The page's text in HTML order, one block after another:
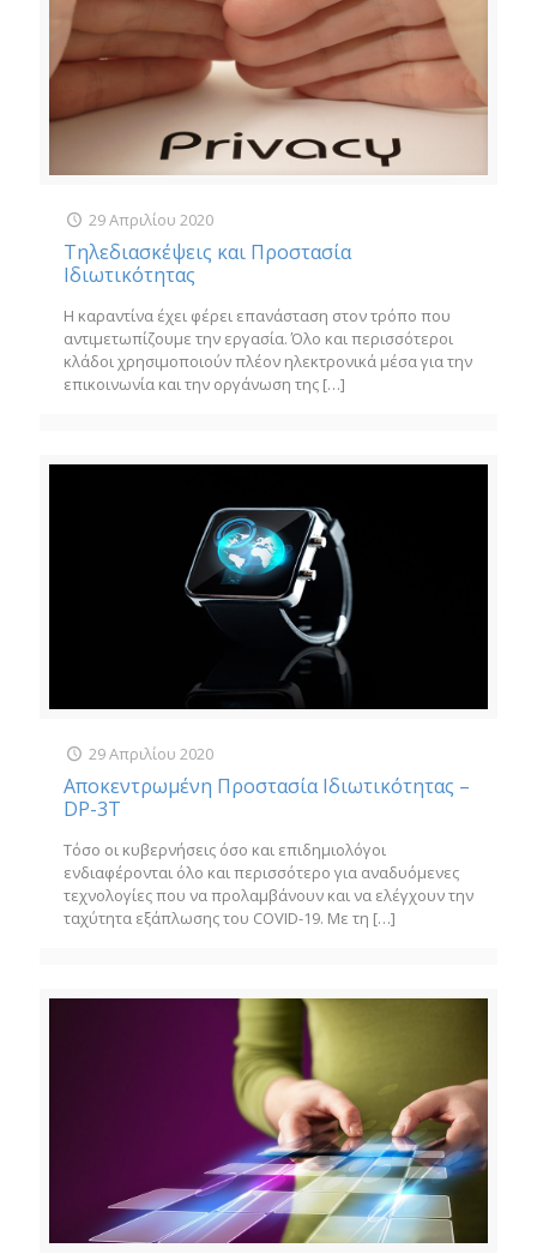
29 Απριλίου 2020
Τηλεδιασκέψεις και Προστασία
Ιδιωτικότητας
Η καραντίνα έχει φέρει επανάσταση στον τρόπο που
αντιμετωπίζουμε την εργασία. Όλο και περισσότεροι
κλάδοι χρησιμοποιούν πλέον ηλεκτρονικά μέσα για την
επικοινωνία και την οργάνωση της […]
29 Απριλίου 2020
Αποκεντρωμένη Προστασία Ιδιωτικότητας –
DP-3T
Τόσο οι κυβερνήσεις όσο και επιδημιολόγοι
ενδιαφέρονται όλο και περισσότερο για αναδυόμενες
τεχνολογίες που να προλαμβάνουν και να ελέγχουν την
ταχύτητα εξάπλωσης του COVID-19. Με τη […]